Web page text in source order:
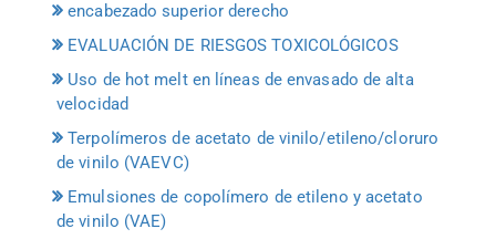
encabezado superior derecho
EVALUACIÓN DE RIESGOS TOXICOLÓGICOS
Uso de hot melt en líneas de envasado de alta
velocidad
Terpolímeros de acetato de vinilo/etileno/cloruro
de vinilo (VAEVC)
Emulsiones de copolímero de etileno y acetato
de vinilo (VAE)